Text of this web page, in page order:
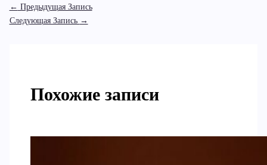
← Предыдущая Запись
Следующая Запись →
Похожие записи